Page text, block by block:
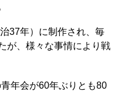
37年）に制作され、毎
が、様々な事情により戦
年会が60年ぶりとも80